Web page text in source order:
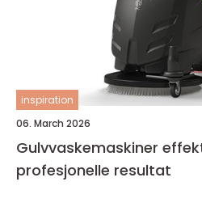
inspiration
06. March 2026
Gulvvaskemaskiner effektiv rengjøring for
profesjonelle resultat